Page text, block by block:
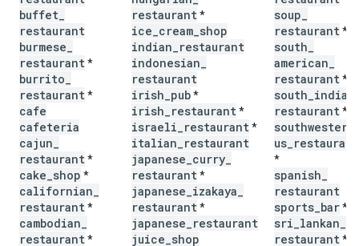
buffet
restaurant
burmese
restaurant*
burrito
restaurant*
cafe
cafeteria
cajun
restaurant*
cake shop *
californian
restaurant*
cambodian
restaurant*
restaurant*
ice cream shop
indian restaurant
indonesian
restaurant
irish pub*
irish restaurant*
israeli restaurant*
italian restaurant
japanese curry
restaurant*
japanese izakaya
restaurant*
japanese restaurant
juice shop
soup
restaurant*
south
american
restaurant*
south indian
restaurant*
southwestern
us restaurant
*
spanish
restaurant
sports bar*
sri lankan
restaurant*